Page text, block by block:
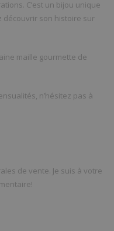
C’est un bijou unique
découvrir son histoire sur
maille gourmette de
n’hésitez pas à
de vente. Je suis à votre